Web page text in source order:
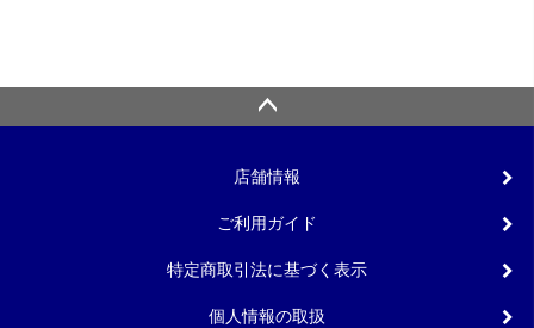
店舗情報
ご利用ガイド
特定商取引法に基づく表示
個人情報の取扱